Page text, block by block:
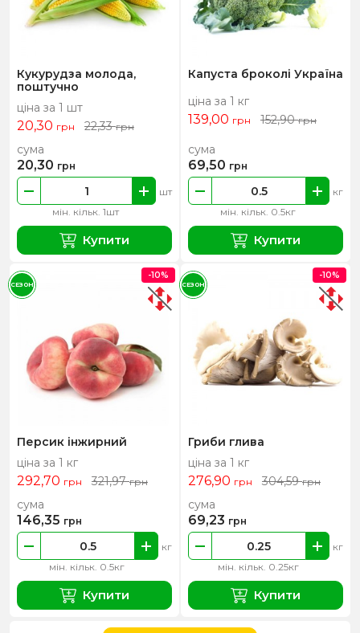
Кукурудза молода,
поштучно
ціна за 1 шт
20,30 грн 22,33грн
мін. кільк. 1шт
шт
сума
20,30 грн
Купити
Капуста броколі Україна
ціна за 1 кг
139,00 грн 152,90грн
мін. кільк. 0.5кг
кг
сума
69,50 грн
Купити
Персик інжирний
ціна за 1 кг
292,70 грн 321,97грн
мін. кільк. 0.5кг
кг
сума
146,35 грн
Купити
-10%
СЕЗОН
Гриби глива
ціна за 1 кг
276,90 грн 304,59грн
мін. кільк. 0.25кг
кг
сума
69,23 грн
Купити
-10%
СЕЗОН